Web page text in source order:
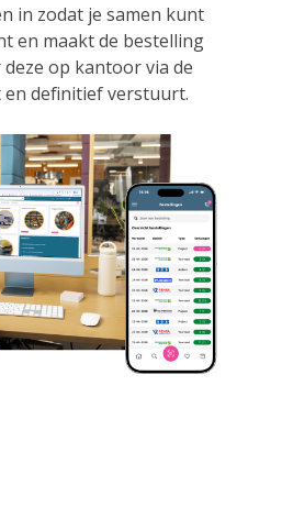
in zodat je samen kunt
en maakt de bestelling
op kantoor via de
definitief verstuurt.